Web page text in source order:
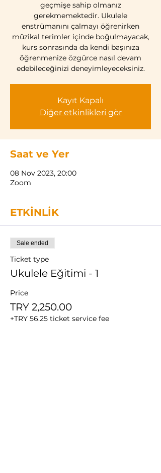
geçmişe sahip olmanız
gerekmemektedir. Ukulele
enstrümanını çalmayı öğrenirken
müzikal terimler içinde boğulmayacak,
kurs sonrasında da kendi başınıza
öğrenmenize özgürce nasıl devam
edebileceğinizi deneyimleyeceksiniz.
Kayıt Kapalı
Diğer etkinlikleri gör
Saat ve Yer
08 Nov 2023, 20:00
Zoom
ETKİNLİK
Sale ended
Ticket type
Ukulele Eğitimi - 1
Price
TRY 2,250.00
+TRY 56.25 ticket service fee